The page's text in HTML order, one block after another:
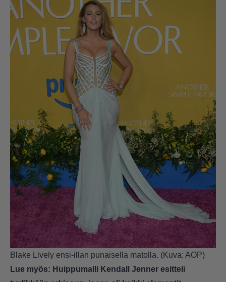
Blake Lively ensi-illan punaisella matolla. (Kuva: AOP)
Lue myös: Huippumalli Kendall Jenner esitteli